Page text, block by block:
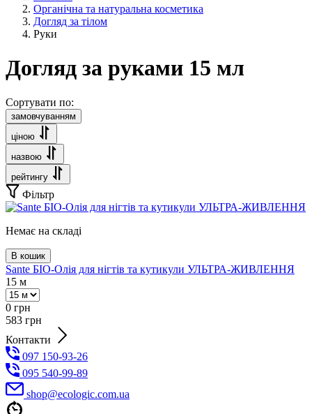
Органічна та натуральна косметика
Догляд за тілом
Руки
Догляд за руками 15 мл
Сортувати по:
замовчуванням
ціною
назвою
рейтингу
Фільтр
Немає на складі
В кошик
Sante БІО-Олія для нігтів та кутикули УЛЬТРА-ЖИВЛЕННЯ
15 м
0 грн
583 грн
Контакти
097 150-93-26
095 540-99-89
shoр@ecologic.com.ua